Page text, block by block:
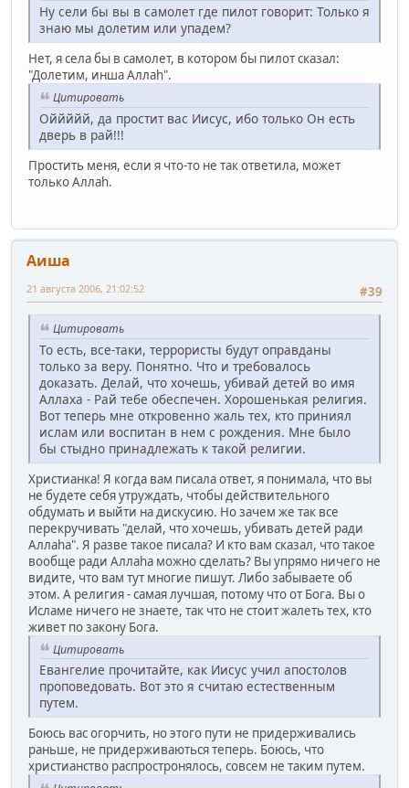
Ну сели бы вы в самолет где пилот говорит: Только я
знаю мы долетим или упадем?
Нет, я села бы в самолет, в котором бы пилот сказал:
"Долетим, инша Аллаh".
Цитировать
Оййййй, да простит вас Иисус, ибо только Он есть
дверь в рай!!!
Простить меня, если я что-то не так ответила, может
только Аллаh.
Аиша
#39
21 августа 2006, 21:02:52
Цитировать
То есть, все-таки, террористы будут оправданы
только за веру. Понятно. Что и требовалось
доказать. Делай, что хочешь, убивай детей во имя
Аллаха - Рай тебе обеспечен. Хорошенькая религия.
Вот теперь мне откровенно жаль тех, кто приниял
ислам или воспитан в нем с рождения. Мне было
бы стыдно принадлежать к такой религии.
Христианка! Я когда вам писала ответ, я понимала, что вы
не будете себя утруждать, чтобы действительного
обдумать и выйти на дискусию. Но зачем же так все
перекручивать "делай, что хочешь, убивать детей ради
Аллаhа". Я разве такое писала? И кто вам сказал, что такое
вообще ради Аллаhа можно сделать? Вы упрямо ничего не
видите, что вам тут многие пишут. Либо забываете об
этом. А религия - самая лучшая, потому что от Бога. Вы о
Исламе ничего не знаете, так что не стоит жалеть тех, кто
живет по закону Бога.
Цитировать
Евангелие прочитайте, как Иисус учил апостолов
проповедовать. Вот это я считаю естественным
путем.
Боюсь вас огорчить, но этого пути не придерживались
раньше, не придерживаються теперь. Боюсь, что
христианство распростронялось, совсем не таким путем.